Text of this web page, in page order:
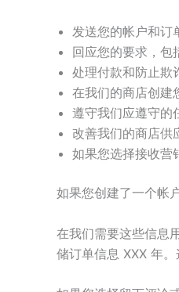
发送您的帐户和订
回应您的要求，包
处理付款和防止欺
在我们的商店创建
遵守我们应遵守的
改善我们的商店供
如果您选择接收营
如果您创建了一个帐
在我们需要这些信息
储订单信息 XXX 年